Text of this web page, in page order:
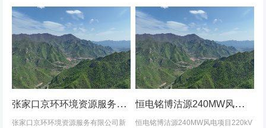
张家口京环环境资源服务有限公司新建环卫保障基地项目土地复垦验收资料
张家口京环环境资源服务有限公司新
恒电铭博沽源240MW风电项目220kV送出线路工程项目土地复垦验收资料
恒电铭博沽源240MW风电项目220kV